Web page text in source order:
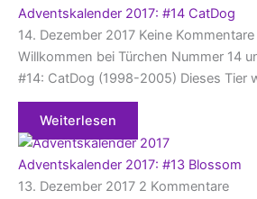
Adventskalender 2017: #14 CatDog
14. Dezember 2017 Keine Kommentare
Willkommen bei Türchen Nummer 14
#14: CatDog (1998-2005) Dieses Tier
Weiterlesen
Adventskalender 2017: #13 Blossom
13. Dezember 2017 2 Kommentare